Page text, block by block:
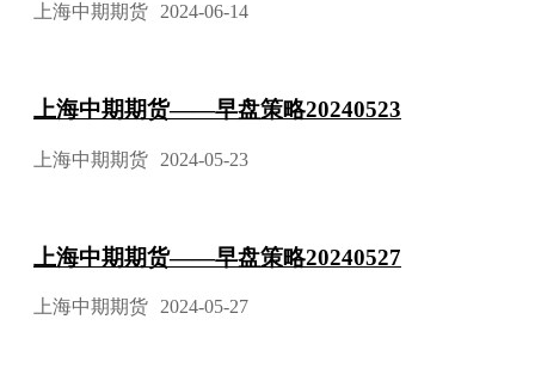
上海中期期货 2024-06-14
上海中期期货——早盘策略20240523
上海中期期货 2024-05-23
上海中期期货——早盘策略20240527
上海中期期货 2024-05-27